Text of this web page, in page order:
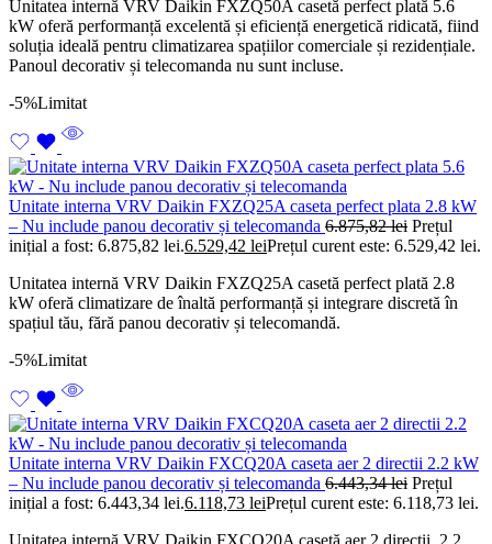
Unitatea internă VRV Daikin FXZQ50A casetă perfect plată 5.6
kW oferă performanță excelentă și eficiență energetică ridicată, fiind
soluția ideală pentru climatizarea spațiilor comerciale și rezidențiale.
Panoul decorativ și telecomanda nu sunt incluse.
-5%Limitat
Unitate interna VRV Daikin FXZQ25A caseta perfect plata 2.8 kW
– Nu include panou decorativ și telecomanda 6.875,82lei Prețul
inițial a fost: 6.875,82 lei.6.529,42 leiPrețul curent este: 6.529,42 lei.
Unitatea internă VRV Daikin FXZQ25A casetă perfect plată 2.8
kW oferă climatizare de înaltă performanță și integrare discretă în
spațiul tău, fără panou decorativ și telecomandă.
-5%Limitat
Unitate interna VRV Daikin FXCQ20A caseta aer 2 directii 2.2 kW
– Nu include panou decorativ și telecomanda 6.443,34lei Prețul
inițial a fost: 6.443,34 lei.6.118,73 leiPrețul curent este: 6.118,73 lei.